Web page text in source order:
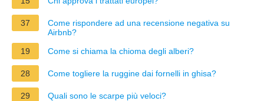
37
Come rispondere ad una recensione negativa su
Airbnb?
19
Come si chiama la chioma degli alberi?
28 Come togliere la ruggine dai fornelli in ghisa?
29 Quali sono le scarpe più veloci?